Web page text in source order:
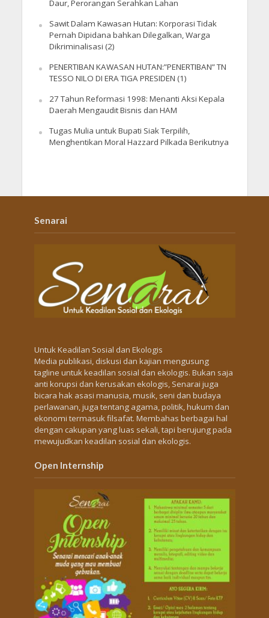
Daur, Perorangan Serahkan Lahan
Sawit Dalam Kawasan Hutan: Korporasi Tidak
Pernah Dipidana bahkan Dilegalkan, Warga
Dikriminalisasi (2)
PENERTIBAN KAWASAN HUTAN:”PENERTIBAN” TN
TESSO NILO DI ERA TIGA PRESIDEN (1)
27 Tahun Reformasi 1998: Menanti Aksi Kepala
Daerah Mengaudit Bisnis dan HAM
Tugas Mulia untuk Bupati Siak Terpilih,
Menghentikan Moral Hazzard Pilkada Berikutnya
Senarai
Untuk Keadilan Sosial dan Ekologis
Media publikasi, diskusi dan kajian mengusung
tagline untuk keadilan sosial dan ekologis. Bukan saja
anti korupsi dan kerusakan ekologis, Senarai juga
bicara hak asasi manusia, musik, seni dan budaya
perlawanan, juga tentang agama, politik, hukum dan
ekonomi termasuk filsafat. Membahas berbagai hal
dengan cakupan yang luas sekali, tapi berujung pada
mewujudkan keadilan sosial dan ekologis.
Open Internship